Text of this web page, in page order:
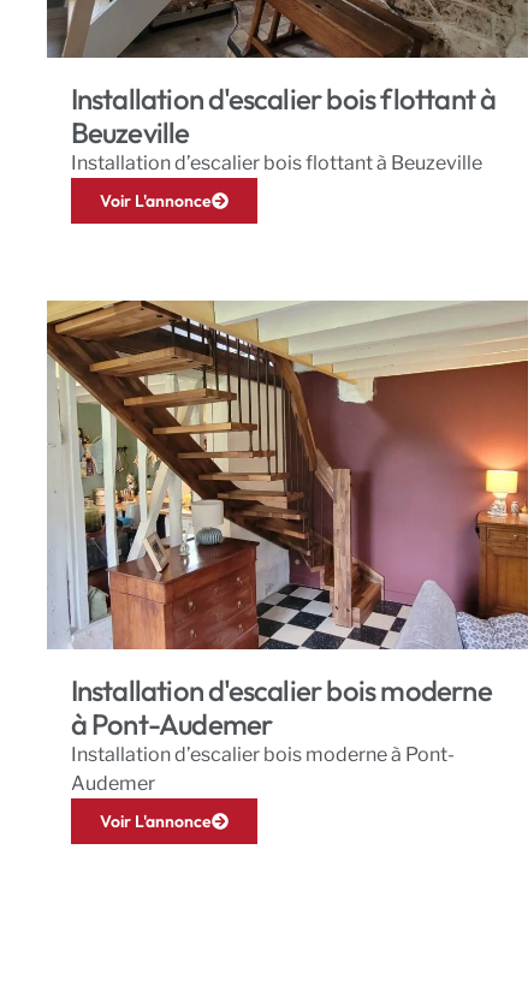
Installation d'escalier bois flottant à
Beuzeville
Installation d’escalier bois flottant à Beuzeville
Voir L'annonce
Installation d'escalier bois moderne
à Pont-Audemer
Installation d’escalier bois moderne à Pont-
Audemer
Voir L'annonce